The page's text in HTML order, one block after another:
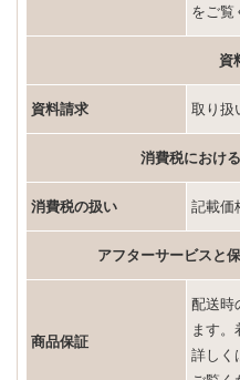
をご覧
資
資料請求 取り扱
消費税におけ
消費税の扱い 記載価
アフターサービスと
商品保証
配送時
ます。
詳しく